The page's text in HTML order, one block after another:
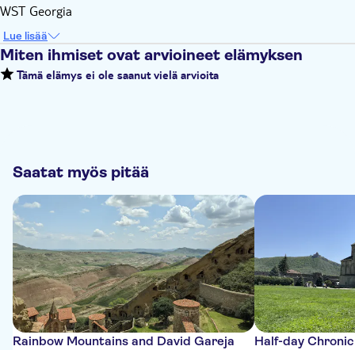
WST Georgia
Lue lisää
Miten ihmiset ovat arvioineet elämyksen
Tämä elämys ei ole saanut vielä arvioita
Saatat myös pitää
Rainbow Mountains and David Gareja
Half-day